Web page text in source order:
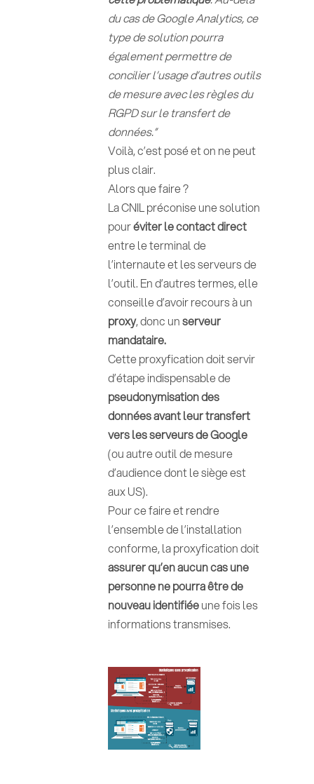
du cas de Google Analytics, ce
type de solution pourra
également permettre de
concilier l’usage d’autres outils
de mesure avec les règles du
RGPD sur le transfert de
données.”
Voilà, c’est posé et on ne peut
plus clair.
Alors que faire ?
La CNIL préconise une solution
pouréviter le contact direct
entre le terminal de
l’internaute et les serveurs de
l’outil. En d’autres termes, elle
conseille d’avoir recours à un
proxy, donc unserveur
mandataire.
Cette proxyfication doit servir
d’étape indispensable de
pseudonymisation des
données avant leur transfert
vers les serveurs de Google
(ou autre outil de mesure
d’audience dont le siège est
aux US).
Pour ce faire et rendre
l’ensemble de l’installation
conforme, la proxyfication doit
assurer qu’en aucun cas une
personne ne pourra être de
nouveau identifiéeune fois les
informations transmises.